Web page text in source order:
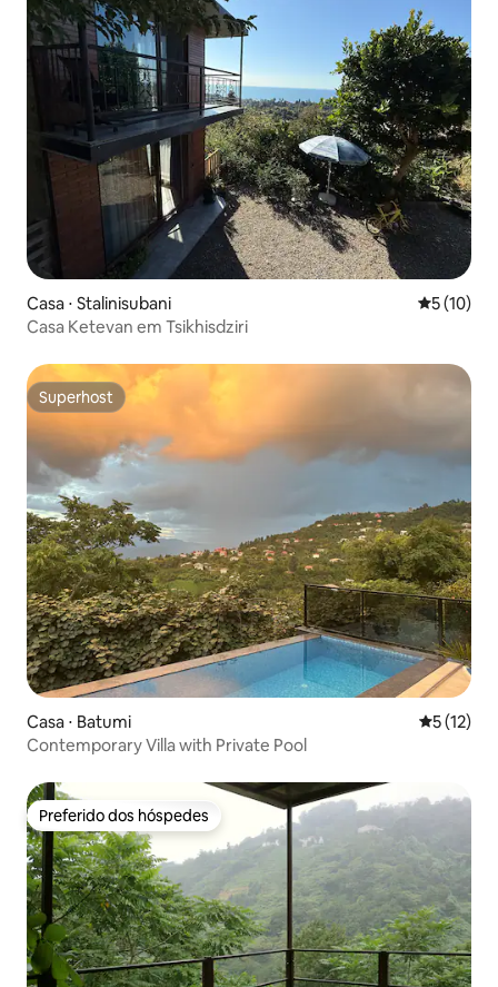
Casa ⋅ Stalinisubani 5 de uma
5 (10)
Casa Ketevan em Tsikhisdziri
Superhost
Superhost
Casa ⋅ Batumi 5 de uma
5 (12)
Contemporary Villa with Private Pool
Preferido dos hóspedes
Preferido dos hóspedes